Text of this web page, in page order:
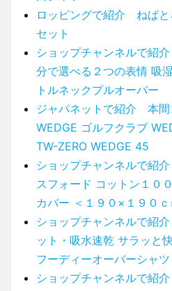
ロッピングで紹介 ねばと
セット
ショップチャンネルで紹
分で選べる２つの表情 吸
トルネックプルオーバー
ジャパネットで紹介 本間
WEDGE ゴルフクラブ
TW-ZERO WEDGE 45
ショップチャンネルで紹
スフォード コットン１０
カバー ＜１９０×１９０ｃ
ショップチャンネルで紹
ット・吸水速乾 サラッと
フーディーオーバーシャツ
ショップチャンネルで紹